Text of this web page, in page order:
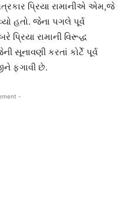
પ્રિયા રામાનીએ એમ,જે
હતો. જેના પગલે પૂર્વ
રામાની વિરૂદ્ધ
સૂનાવણી કરતાં કોર્ટે પૂર્વ
ફગાવી છે.
-